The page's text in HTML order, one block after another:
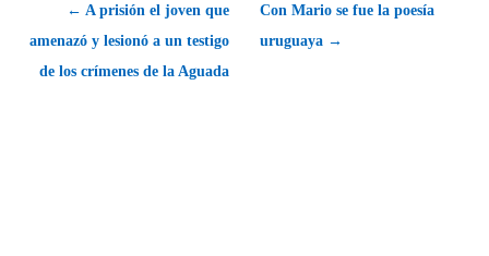
← A prisión el joven que
amenazó y lesionó a un testigo
de los crímenes de la Aguada
Con Mario se fue la poesía
uruguaya →